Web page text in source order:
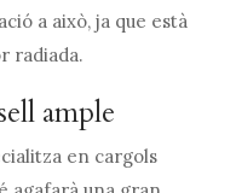
a això, ja que està
radiada.
ample
en cargols